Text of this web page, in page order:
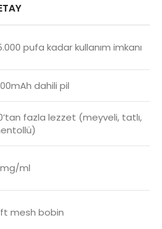
pufa kadar kullanım imkanı
dahili pil
fazla lezzet (meyveli, tatlı,
ml
mesh bobin